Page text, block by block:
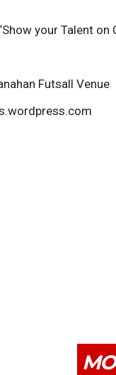
your Talent on
Futsall Venue